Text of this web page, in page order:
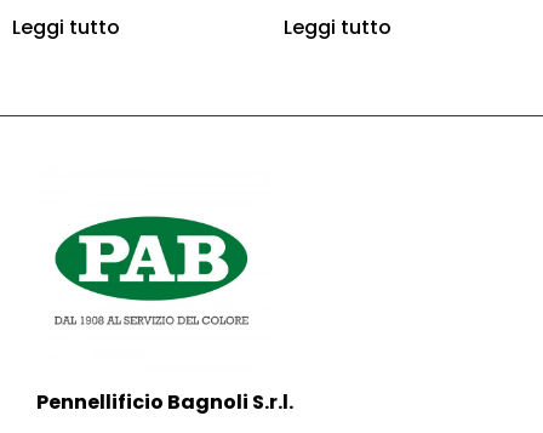
Leggi tutto
Leggi tutto
Pennellificio Bagnoli S.r.l.